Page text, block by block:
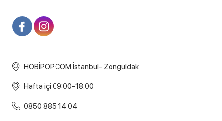
HOBİPOP.COM İstanbul- Zonguldak
Hafta içi 09:00-18.00
0850 885 14 04